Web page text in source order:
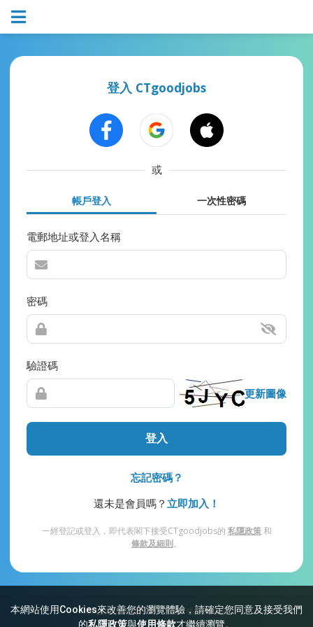
本網站使用Cookies來改善您的瀏覽體驗，請確定您同意及接受我們
的私隱政策與使用條款才繼續瀏覽。
登入 CTgoodjobs
或
帳戶登入 一次性密碼
電郵地址或登入名稱
密碼
驗證碼
更新圖像
登入
忘記密碼？
還未是會員嗎？ 立即加入！
一經登記或登入，即代表閣下接受CTgoodjobs的 私隱政策和
條款及細則。
網站索引 常見問題 私隱 條款及細則